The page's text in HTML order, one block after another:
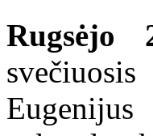
Rugsėjo